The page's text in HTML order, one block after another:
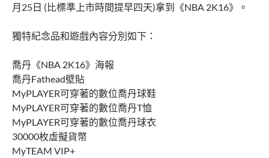
月25日 (比標準上市時間提早四天)拿到《NBA 2K16》。
獨特紀念品和遊戲內容分別如下：
喬丹《NBA 2K16》海報
喬丹Fathead壁貼
MyPLAYER可穿著的數位喬丹球鞋
MyPLAYER可穿著的數位喬丹T恤
MyPLAYER可穿著的數位喬丹球衣
30000枚虛擬貨幣
MyTEAM VIP+